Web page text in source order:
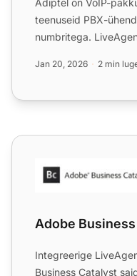
teenuseid PBX-
numbritega.
Jan 20, 2026 2 min
Adobe Business Catalyst
Adobe
Integreerige
Business Catalyst